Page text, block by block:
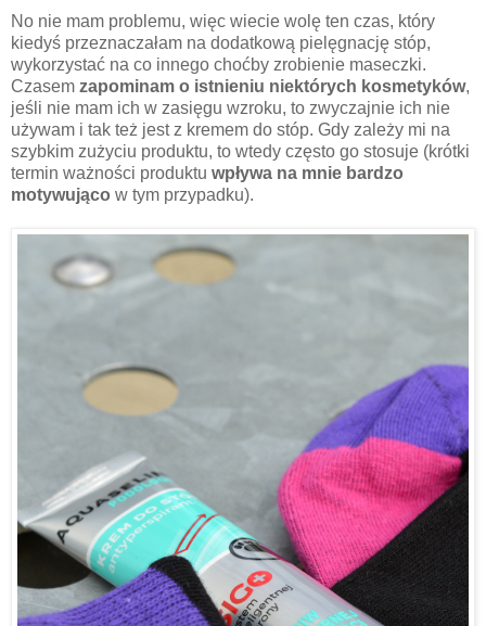
No nie mam problemu, więc wiecie wolę ten czas, który
kiedyś przeznaczałam na dodatkową pielęgnację stóp,
wykorzystać na co innego choćby zrobienie maseczki.
Czasem zapominam o istnieniu niektórych kosmetyków,
jeśli nie mam ich w zasięgu wzroku, to zwyczajnie ich nie
używam i tak też jest z kremem do stóp. Gdy zależy mi na
szybkim zużyciu produktu, to wtedy często go stosuje (krótki
termin ważności produktu wpływa na mnie bardzo
motywująco w tym przypadku).